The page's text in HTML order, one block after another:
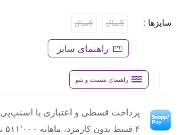
سایزها : 5سال 6سال
راهنمای سایز
راهنمای شست و شو
پرداخت قسطی و اعتباری با اسنپ‌پی
۴ قسط بدون کارمزد، ماهانه ۵۱۱٬۰۰۰ تومان